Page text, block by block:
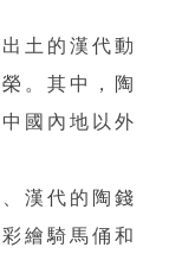
土的漢代動
。其中，陶
國內地以外
漢代的陶錢
繪騎馬俑和